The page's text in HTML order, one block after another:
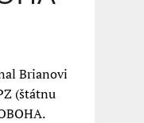
Brianovi
(štátnu